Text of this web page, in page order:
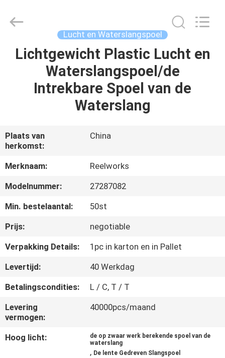
HUIS
PRODUCTEN
OVER
ONS
FABRIEKSRONDLEIDING
KWALITEITSCONTROLE
NEEM
CONTACT
ONS
OP
Lucht en Waterslangspoel
Lichtgewicht Plastic Lucht en
Waterslangspoel/de
Intrekbare Spoel van de
Waterslang
Plaats van
herkomst:
China
Merknaam:
Reelworks
Modelnummer:
27287082
Min. bestelaantal:
50st
Prijs:
negotiable
Verpakking Details:
1pc in karton en in Pallet
Levertijd:
40 Werkdag
Betalingscondities:
L / C, T / T
Levering
vermogen:
40000pcs/maand
Hoog licht:
de op zwaar werk berekende spoel van de
waterslang
, De lente Gedreven Slangspoel